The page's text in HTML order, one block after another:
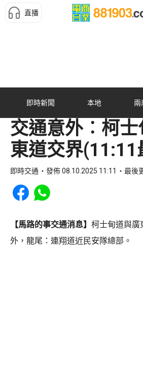
直播
即時新聞 本地 兩
交通意外︰柯
東道交界(11:11
即時交通 發佈 08.10.2025 11:11 最後
Share to Facebook
Share to WhatsApp
【馬路的事交通消息】 柯士甸道與廣
外，龍尾：連翔道近民安隊總部。